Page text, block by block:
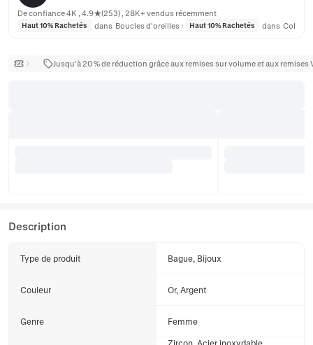
De confiance 4K , 4.9★(253) , 28K+ vendus récemment
Haut 10% Rachetés dans Boucles d'oreilles Haut 10% Rachetés dans Colliers
Jusqu’à 20 % de réduction grâce aux remises sur volume et aux remises
Description
Type de produit Bague, Bijoux
Couleur Or, Argent
Genre Femme
Zircon, Acier inoxydable,